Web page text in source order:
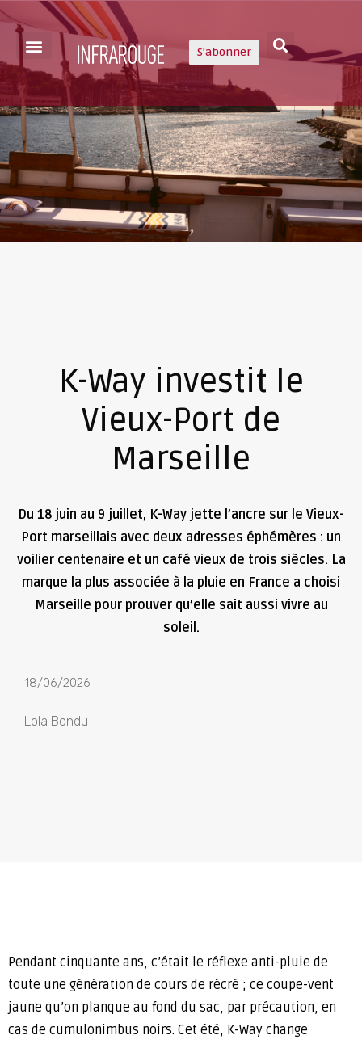
S'abonner
K-Way investit le
Vieux-Port de
Marseille
Du 18 juin au 9 juillet, K-Way jette l’ancre sur le Vieux-
Port marseillais avec deux adresses éphémères : un
voilier centenaire et un café vieux de trois siècles. La
marque la plus associée à la pluie en France a choisi
Marseille pour prouver qu’elle sait aussi vivre au
soleil.
18/06/2026
Lola Bondu
Pendant cinquante ans, c’était le réflexe anti-pluie de
toute une génération de cours de récré ; ce coupe-vent
jaune qu’on planque au fond du sac, par précaution, en
cas de cumulonimbus noirs. Cet été, K-Way change